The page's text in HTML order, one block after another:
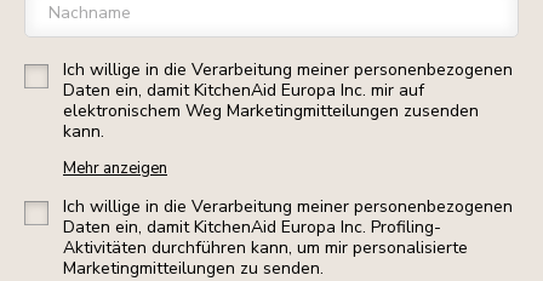
Nachname
Ich willige in die Verarbeitung meiner personenbezogenen
Daten ein, damit KitchenAid Europa Inc. mir auf
elektronischem Weg Marketingmitteilungen zusenden
kann.
Mehr anzeigen
Ich willige in die Verarbeitung meiner personenbezogenen
Daten ein, damit KitchenAid Europa Inc. Profiling-
Aktivitäten durchführen kann, um mir personalisierte
Marketingmitteilungen zu senden.